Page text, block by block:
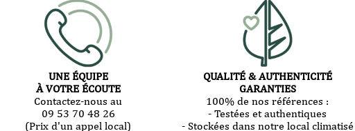
UNE ÉQUIPE
À VOTRE ÉCOUTE
Contactez-nous au
09 53 70 48 26
(Prix d'un appel local)
QUALITÉ & AUTHENTICITÉ
GARANTIES
100% de nos références :
- Testées et authentiques
- Stockées dans notre local climatisé